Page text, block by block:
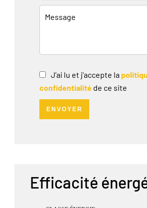
J’ai lu et j'accepte la
confidentialité de ce site
ENVOYER
Efficacité